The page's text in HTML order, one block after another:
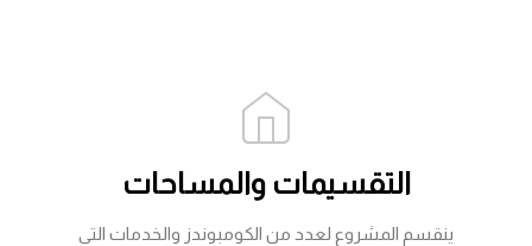
التقسيمات والمساحات
ينقسم المشروع لعدد من الكومبوندز والخدمات التي